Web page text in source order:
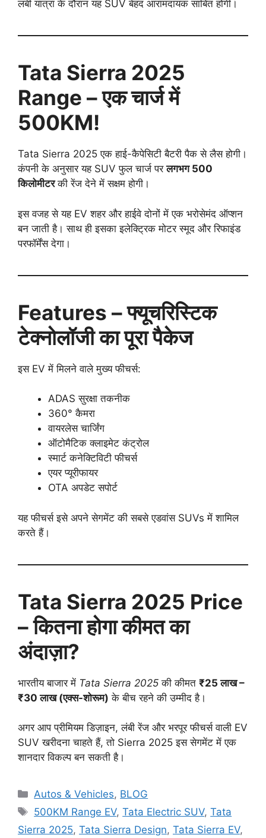
लंबी यात्रा के दौरान यह SUV बेहद आरामदायक साबित होगी।
Tata Sierra 2025
Range – एक चार्ज में
500KM!
Tata Sierra 2025 एक हाई-कैपेसिटी बैटरी पैक से लैस होगी।
कंपनी के अनुसार यह SUV फुल चार्ज परलगभग 500
किलोमीटरकी रेंज देने में सक्षम होगी।
इस वजह से यह EV शहर और हाईवे दोनों में एक भरोसेमंद ऑप्शन
बन जाती है। साथ ही इसका इलेक्ट्रिक मोटर स्मूद और रिफाइंड
परफॉर्मेंस देगा।
Features – फ्यूचरिस्टिक
टेक्नोलॉजी का पूरा पैकेज
इस EV में मिलने वाले मुख्य फीचर्स:
ADAS सुरक्षा तकनीक
360° कैमरा
वायरलेस चार्जिंग
ऑटोमैटिक क्लाइमेट कंट्रोल
स्मार्ट कनेक्टिविटी फीचर्स
एयर प्यूरीफायर
OTA अपडेट सपोर्ट
यह फीचर्स इसे अपने सेगमेंट की सबसे एडवांस SUVs में शामिल
करते हैं।
Tata Sierra 2025 Price
– कितना होगा कीमत का
अंदाज़ा?
भारतीय बाजार में Tata Sierra 2025 की कीमत ₹25 लाख –
₹30 लाख (एक्स-शोरूम) के बीच रहने की उम्मीद है।
अगर आप प्रीमियम डिज़ाइन, लंबी रेंज और भरपूर फीचर्स वाली EV
SUV खरीदना चाहते हैं, तो Sierra 2025 इस सेगमेंट में एक
शानदार विकल्प बन सकती है।
Autos & Vehicles, BLOG
500KM Range EV,Tata Electric SUV,Tata
Sierra 2025, Tata Sierra Design, Tata Sierra EV,